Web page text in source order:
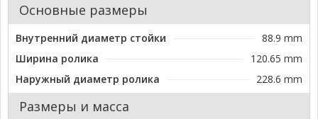
Основные размеры
Внутренний диаметр стойки
88.9 mm
Ширина ролика
120.65 mm
Наружный диаметр ролика
228.6 mm
Размеры и масса